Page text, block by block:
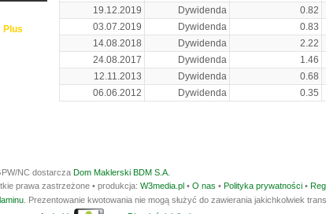
19.12.2019
Dywidenda 0.82
03.07.2019
Dywidenda 0.83
14.08.2018
Dywidenda 2.22
24.08.2017
Dywidenda 1.46
12.11.2013
Dywidenda 0.68
06.06.2012
Dywidenda 0.35
Plus
NC dostarcza Dom Maklerski BDM S.A.
prawa zastrzeżone • produkcja: W3media.pl • O nas • Polityka prywatności •
. Prezentowanie kwotowania nie mogą służyć do zawierania jakichkolwiek